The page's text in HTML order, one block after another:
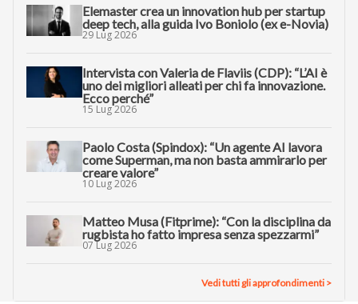
Elemaster crea un innovation hub per startup
deep tech, alla guida Ivo Boniolo (ex e-Novia)
29 Lug 2026
Intervista con Valeria de Flaviis (CDP): “L’AI è
uno dei migliori alleati per chi fa innovazione.
Ecco perché”
15 Lug 2026
Paolo Costa (Spindox): “Un agente AI lavora
come Superman, ma non basta ammirarlo per
creare valore”
10 Lug 2026
Matteo Musa (Fitprime): “Con la disciplina da
rugbista ho fatto impresa senza spezzarmi”
07 Lug 2026
Vedi tutti gli approfondimenti >